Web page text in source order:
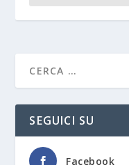
SEGUICI SU
Facebook